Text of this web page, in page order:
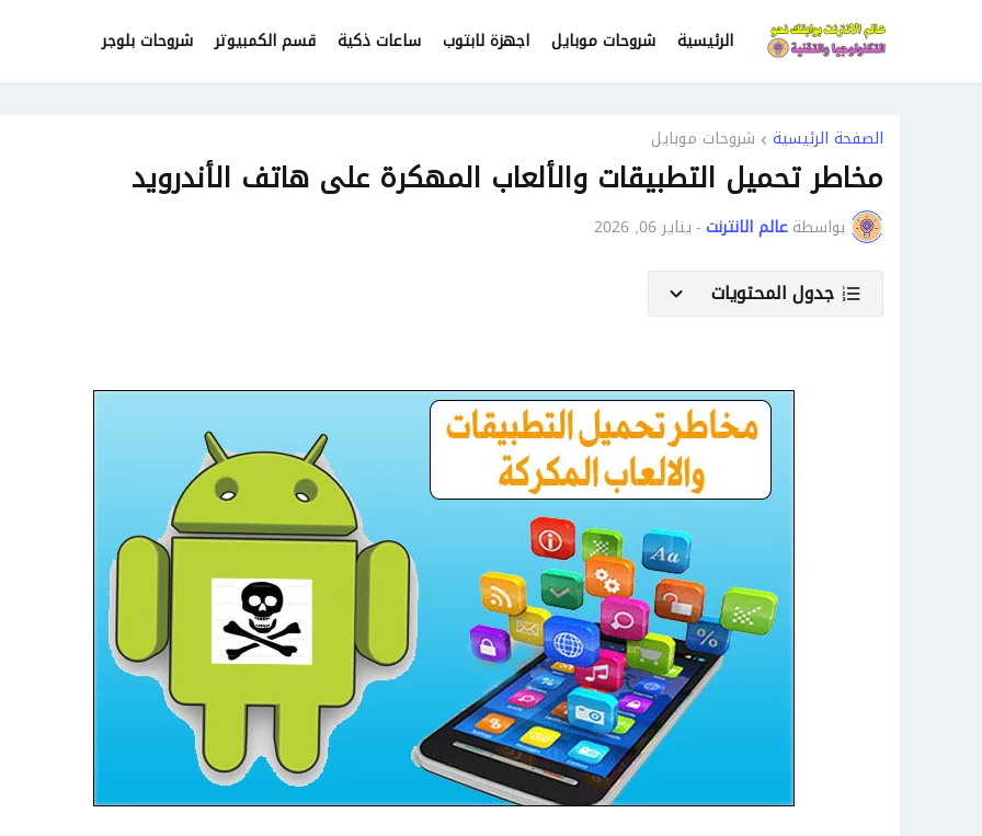
الرئيسية شروحات موبايل اجهزة لابتوب ساعات ذكية قسم الكمبيوتر شروحات بلوجر
الصفحة الرئيسية شروحات موبايل
مخاطر تحميل التطبيقات والألعاب المهكرة على هاتف الأندرويد
بواسطةعالم الانترنت-يناير 06, 2026
جدول المحتويات